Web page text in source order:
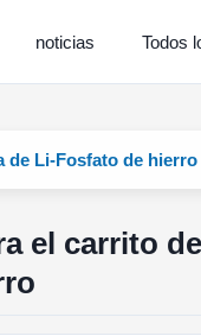
noticias Todos
de Li-Fosfato de hierro
el carrito